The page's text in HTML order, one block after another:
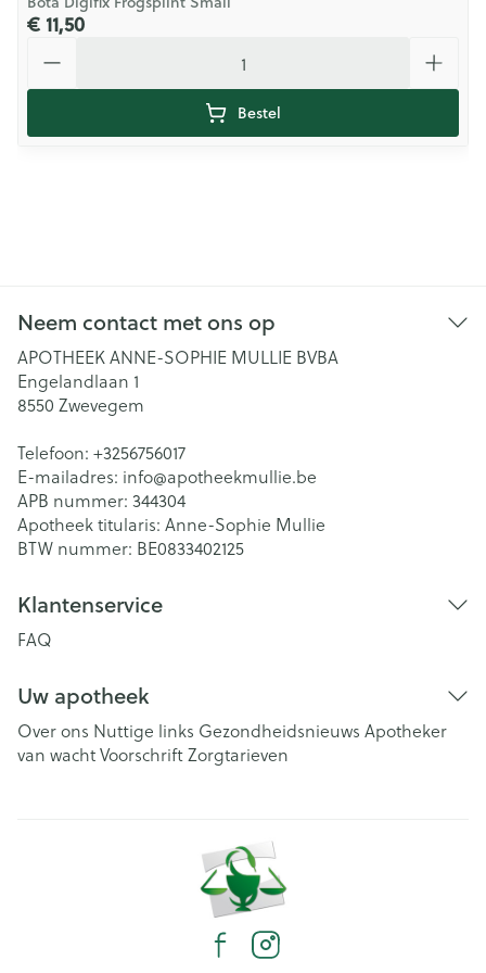
€ 11,50
Bestel
Neem contact met ons op
APOTHEEK ANNE-SOPHIE MULLIE BVBA
Engelandlaan 1
8550 Zwevegem
Telefoon: +3256756017
E-mailadres: info@apotheekmullie.be
APB nummer: 344304
Apotheek titularis: Anne-Sophie Mullie
BTW nummer: BE0833402125
Klantenservice
FAQ
Uw apotheek
Over ons Nuttige links Gezondheidsnieuws Apotheker
van wachtVoorschriftZorgtarieven